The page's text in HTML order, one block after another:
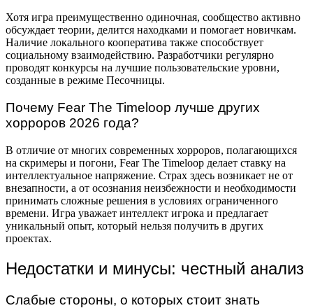
Хотя игра преимущественно одиночная, сообщество активно
обсуждает теории, делится находками и помогает новичкам.
Наличие локального кооператива также способствует
социальному взаимодействию. Разработчики регулярно
проводят конкурсы на лучшие пользовательские уровни,
созданные в режиме Песочницы.
Почему Fear The Timeloop лучше других
хорроров 2026 года?
В отличие от многих современных хорроров, полагающихся
на скримеры и погони, Fear The Timeloop делает ставку на
интеллектуальное напряжение. Страх здесь возникает не от
внезапности, а от осознания неизбежности и необходимости
принимать сложные решения в условиях ограниченного
времени. Игра уважает интеллект игрока и предлагает
уникальный опыт, который нельзя получить в других
проектах.
Недостатки и минусы: честный анализ
Слабые стороны, о которых стоит знать